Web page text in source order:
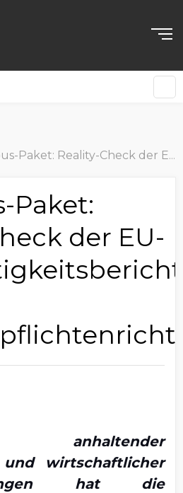
Check der EU-Nachhaltigkeitsberichts- und Sorgfaltspflichtenrichtlinien
Paket:
der EU-
anhaltender
und wirtschaftlicher
hat die